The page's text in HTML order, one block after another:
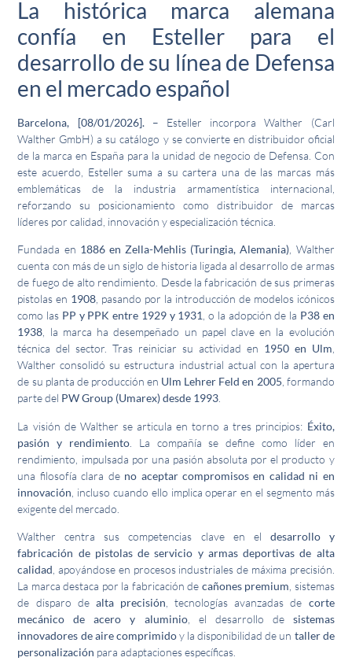
La histórica marca alemana
confía en Esteller para el
desarrollo de su línea de Defensa
en el mercado español
Barcelona, [08/01/2026].– Esteller incorpora Walther (Carl
Walther GmbH) a su catálogo y se convierte en distribuidor oficial
de la marca en España para la unidad de negocio de Defensa. Con
este acuerdo, Esteller suma a su cartera una de las marcas más
emblemáticas de la industria armamentística internacional,
reforzando su posicionamiento como distribuidor de marcas
líderes por calidad, innovación y especialización técnica.
Fundada en 1886 en Zella-Mehlis (Turingia, Alemania) , Walther
cuenta con más de un siglo de historia ligada al desarrollo de armas
de fuego de alto rendimiento. Desde la fabricación de sus primeras
pistolas en 1908 , pasando por la introducción de modelos icónicos
como las PP y PPK entre 1929 y 1931 , o la adopción de la P38 en
1938 , la marca ha desempeñado un papel clave en la evolución
técnica del sector. Tras reiniciar su actividad en 1950 en Ulm
Walther consolidó su estructura industrial actual con la apertura
de su planta de producción en Ulm Lehrer Feld en 2005 , formando
parte del PW Group (Umarex) desde 1993
La visión de Walther se articula en torno a tres principios: Éxito,
pasión y rendimiento . La compañía se define como líder en
rendimiento, impulsada por una pasión absoluta por el producto y
una filosofía clara de no aceptar compromisos en calidad ni en
innovación , incluso cuando ello implica operar en el segmento más
exigente del mercado.
Walther centra sus competencias clave en el desarrollo y
fabricación de pistolas de servicio y armas deportivas de alta
calidad , apoyándose en procesos industriales de máxima precisión.
La marca destaca por la fabricación de cañones premium , sistemas
de disparo de alta precisión , tecnologías avanzadas de corte
mecánico de acero y aluminio, el desarrollo de sistemas
innovadores de aire comprimidoy la disponibilidad de un taller de
personalización para adaptaciones específicas.